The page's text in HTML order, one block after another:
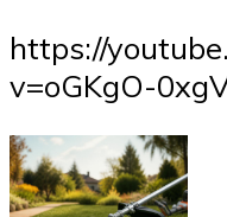
https://
v=oGKgO-